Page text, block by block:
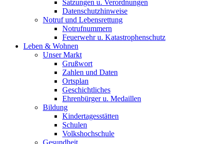
Satzungen u. Verordnungen
Datenschutzhinweise
Notruf und Lebensrettung
Notrufnummern
Feuerwehr u. Katastrophenschutz
Leben & Wohnen
Unser Markt
Grußwort
Zahlen und Daten
Ortsplan
Geschichtliches
Ehrenbürger u. Medaillen
Bildung
Kindertagesstätten
Schulen
Volkshochschule
Gesundheit